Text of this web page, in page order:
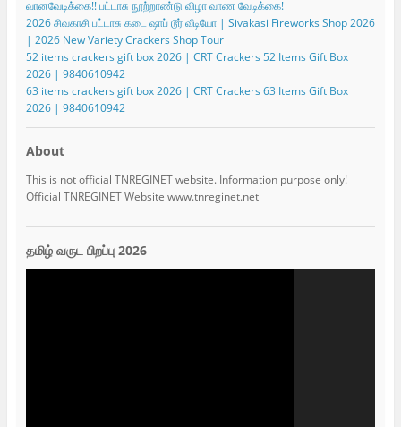
வானவேடிக்கை!! பட்டாசு நூற்றாண்டு விழா வாண வேடிக்கை!
2026 சிவகாசி பட்டாசு கடை ஷாப் டூர் வீடியோ | Sivakasi Fireworks Shop 2026
| 2026 New Variety Crackers Shop Tour
52 items crackers gift box 2026 | CRT Crackers 52 Items Gift Box
2026 | 9840610942
63 items crackers gift box 2026 | CRT Crackers 63 Items Gift Box
2026 | 9840610942
About
This is not official TNREGINET website. Information purpose only!
Official TNREGINET Website www.tnreginet.net
தமிழ் வருட பிறப்பு 2026